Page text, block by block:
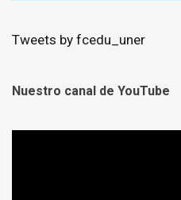
Tweets by fcedu_uner
Nuestro canal de YouTube